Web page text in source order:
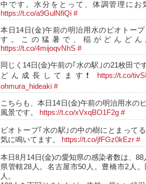
中です。水分をとって、体調管理にお
https://t.co/a9GulNfiQi #
本日14日(金)午前の明治用水のビオトー
す。この猛暑で、稲がどんど
https://t.co/4mijoqvNhS #
同じく14日(金)午前の｢水の駅｣の21枚田で
どん成長してます❗
https://t.co/
ohmura_hideaki #
こちらも、本日14日(金)午前の明治用水の
風景です。
https://t.co/xVxqBO1F2g #
ビオトープ｢水の駅｣の中の樹にとまって
気に鳴いてます。
https://t.co/jfFGz0kEzr #
本日8月14日(金)の愛知県の感染者数は、88
県管轄28人。名古屋市50人。豊橋市2人
人。